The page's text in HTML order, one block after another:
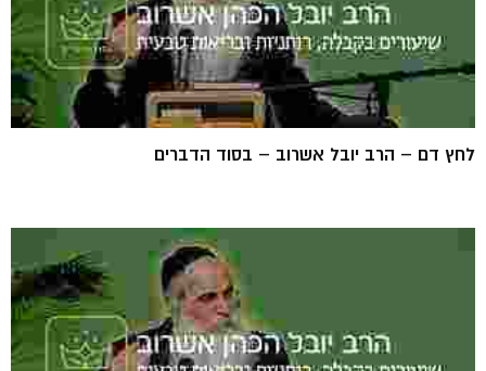
לחץ דם – הרב יובל אשרוב – בסוד הדברים